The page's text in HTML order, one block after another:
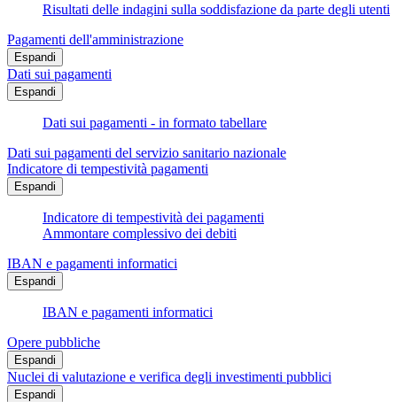
Risultati delle indagini sulla soddisfazione da parte degli utenti
Pagamenti dell'amministrazione
Espandi
Dati sui pagamenti
Espandi
Dati sui pagamenti - in formato tabellare
Dati sui pagamenti del servizio sanitario nazionale
Indicatore di tempestività pagamenti
Espandi
Indicatore di tempestività dei pagamenti
Ammontare complessivo dei debiti
IBAN e pagamenti informatici
Espandi
IBAN e pagamenti informatici
Opere pubbliche
Espandi
Nuclei di valutazione e verifica degli investimenti pubblici
Espandi